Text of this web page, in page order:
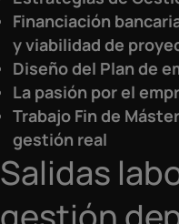
Financiación
y viabilidad de
Diseño del Plan de
La pasión por el
Trabajo Fin de
gestión real
Salidas